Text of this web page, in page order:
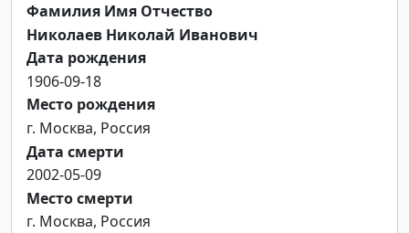
Фамилия Имя Отчество
Николаев Николай Иванович
Дата рождения
1906-09-18
Место рождения
г. Москва, Россия
Дата смерти
2002-05-09
Место смерти
г. Москва, Россия